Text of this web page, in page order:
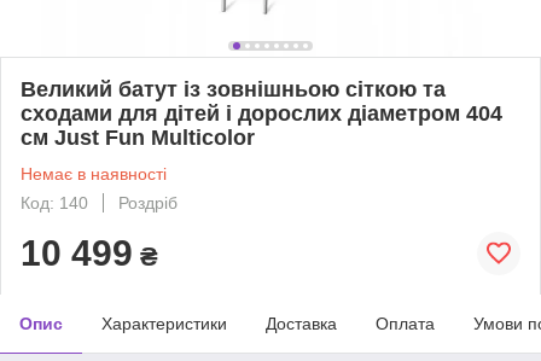
Великий батут із зовнішньою сіткою та
сходами для дітей і дорослих діаметром 404
см Just Fun Multicolor
Немає в наявності
Код: 140
Роздріб
10 499 ₴
Опис Характеристики Доставка Оплата Умови